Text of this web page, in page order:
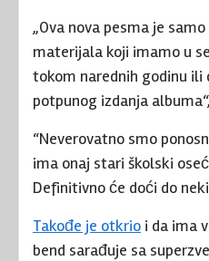
„Ova nova pesma je
materijala koji imamo u
tokom narednih godinu ili
potpunog izdanja
“Neverovatno smo
ima onaj stari školski
Definitivno će doći do
Takođe je otkrio i da ima
bend sarađuje sa